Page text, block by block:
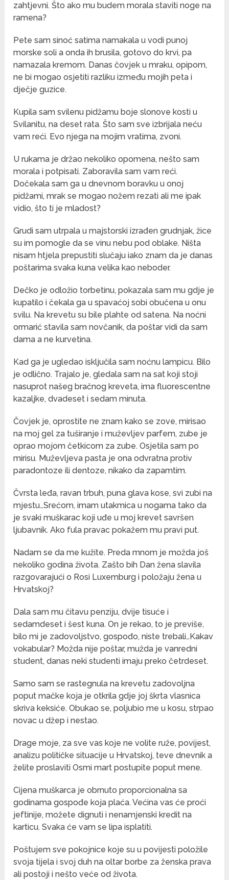
zahtjevni. Što ako mu budem morala staviti noge na
ramena?
Pete sam sinoć satima namakala u vodi punoj
morske soli a onda ih brusila, gotovo do krvi, pa
namazala kremom. Danas čovjek u mraku, opipom,
ne bi mogao osjetiti razliku između mojih peta i
dječje guzice.
Kupila sam svilenu pidžamu boje slonove kosti u
Svilanitu, na deset rata. Što sam sve izbrijala neću
vam reći. Evo njega na mojim vratima, zvoni.
U rukama je držao nekoliko opomena, nešto sam
morala i potpisati. Zaboravila sam vam reći.
Dočekala sam ga u dnevnom boravku u onoj
pidžami, mrak se mogao nožem rezati ali me ipak
vidio, što ti je mladost?
Grudi sam utrpala u majstorski izrađen grudnjak, žice
su im pomogle da se vinu nebu pod oblake. Ništa
nisam htjela prepustiti slučaju iako znam da je danas
poštarima svaka kuna velika kao neboder.
Dečko je odložio torbetinu, pokazala sam mu gdje je
kupatilo i čekala ga u spavaćoj sobi obučena u onu
svilu. Na krevetu su bile plahte od satena. Na noćni
ormarić stavila sam novčanik, da poštar vidi da sam
dama a ne kurvetina.
Kad ga je ugledao isključila sam noćnu lampicu. Bilo
je odlično. Trajalo je, gledala sam na sat koji stoji
nasuprot našeg bračnog kreveta, ima fluorescentne
kazaljke, dvadeset i sedam minuta.
Čovjek je, oprostite ne znam kako se zove, mirisao
na moj gel za tuširanje i muževljev parfem, zube je
oprao mojom četkicom za zube. Osjetila sam po
mirisu. Muževljeva pasta je ona odvratna protiv
paradontoze ili dentoze, nikako da zapamtim.
Čvrsta leđa, ravan trbuh, puna glava kose, svi zubi na
mjestu…Srećom, imam utakmica u nogama tako da
je svaki muškarac koji uđe u moj krevet savršen
ljubavnik. Ako fula pravac pokažem mu pravi put.
Nadam se da me kužite. Preda mnom je možda još
nekoliko godina života. Zašto bih Dan žena slavila
razgovarajući o Rosi Luxemburg i položaju žena u
Hrvatskoj?
Dala sam mu čitavu penziju, dvije tisuće i
sedamdeset i šest kuna. On je rekao, to je previše,
bilo mi je zadovoljstvo, gospođo, niste trebali…Kakav
vokabular? Možda nije poštar, mužda je vanredni
student, danas neki studenti imaju preko četrdeset.
Samo sam se rastegnula na krevetu zadovoljna
poput mačke koja je otkrila gdje joj škrta vlasnica
skriva keksiće. Obukao se, poljubio me u kosu, strpao
novac u džep i nestao.
Drage moje, za sve vas koje ne volite ruže, povijest,
analizu političke situacije u Hrvatskoj, teve dnevnik a
želite proslaviti Osmi mart postupite poput mene.
Cijena muškarca je obrnuto proporcionalna sa
godinama gospođe koja plaća. Većina vas će proći
jeftinije, možete dignuti i nenamjenski kredit na
karticu. Svaka će vam se lipa isplatiti.
Poštujem sve pokojnice koje su u povijesti položile
svoja tijela i svoj duh na oltar borbe za ženska prava
ali postoji i nešto veće od života.